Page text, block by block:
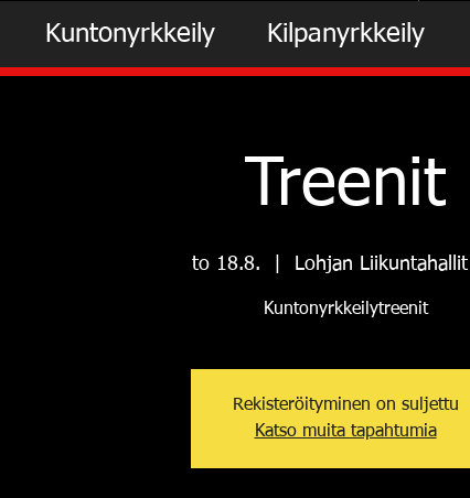
Kuntonyrkkeily Kilpanyrkkeily
Treenit
to 18.8. Lohjan
Kuntonyrkkeilytreenit
Rekisteröityminen on suljettu
Katso muita tapahtumia